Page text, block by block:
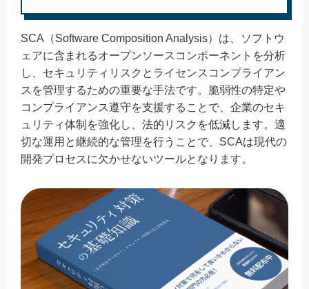
SCA（Software Composition Analysis）は、ソフトウ
ェアに含まれるオープンソースコンポーネントを分析
し、セキュリティリスクとライセンスコンプライアン
スを管理するための重要な手法です。脆弱性の特定や
コンプライアンス遵守を支援することで、企業のセキ
ュリティ体制を強化し、法的リスクを低減します。適
切な運用と継続的な管理を行うことで、SCAは現代の
開発プロセスに欠かせないツールとなります。